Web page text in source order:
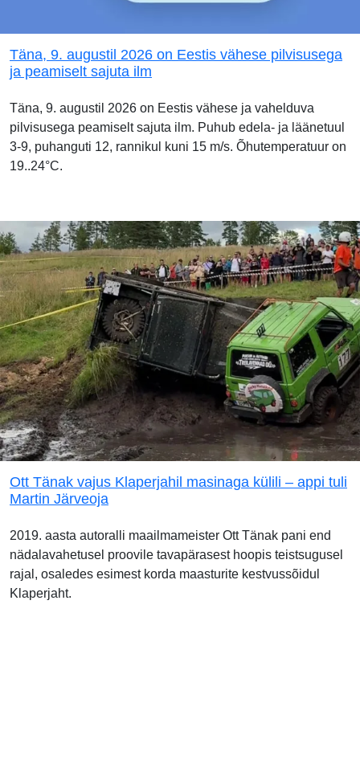
Täna, 9. augustil 2026 on Eestis vähese pilvisusega
ja peamiselt sajuta ilm
Täna, 9. augustil 2026 on Eestis vähese ja vahelduva
pilvisusega peamiselt sajuta ilm. Puhub edela- ja läänetuul
3-9, puhanguti 12, rannikul kuni 15 m/s. Õhutemperatuur on
19..24°C.
Ott Tänak vajus Klaperjahil masinaga külili – appi tuli
Martin Järveoja
2019. aasta autoralli maailmameister Ott Tänak pani end
nädalavahetusel proovile tavapärasest hoopis teistsugusel
rajal, osaledes esimest korda maasturite kestvussõidul
Klaperjaht.